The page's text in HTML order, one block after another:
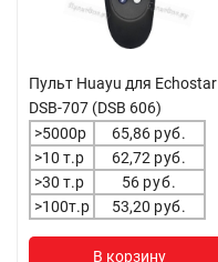
Пульт Huayu для Echostar
DSB-707 (DSB 606)
>5000р
65,86 руб.
>10 т.р
62,72 руб.
>30 т.р
56 руб.
>100т.р
53,20 руб.
В корзину